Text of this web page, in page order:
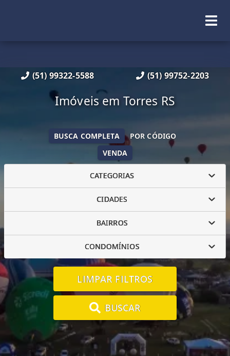
(51) 99322-5588 (51) 99752-2203
Imóveis em Torres RS
VENDA
BUSCA COMPLETA POR CÓDIGO
CATEGORIAS
CIDADES
BAIRROS
CONDOMÍNIOS
LIMPAR FILTROS
BUSCAR